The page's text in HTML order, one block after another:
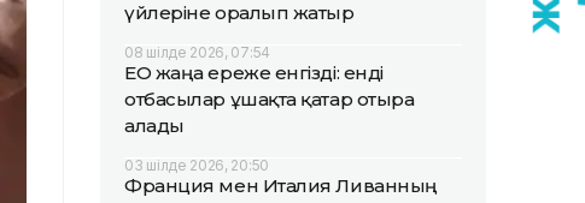
үйлеріне оралып жатыр
08 шілде 2026, 07:54
ЕО жаңа ереже енгізді: енді
отбасылар ұшақта қатар отыра
алады
03 шілде 2026, 20:50
Франция мен Италия Ливанның